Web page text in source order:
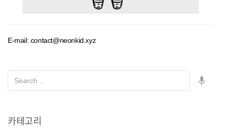
E-mail: contact@neonkid.xyz
카테고리